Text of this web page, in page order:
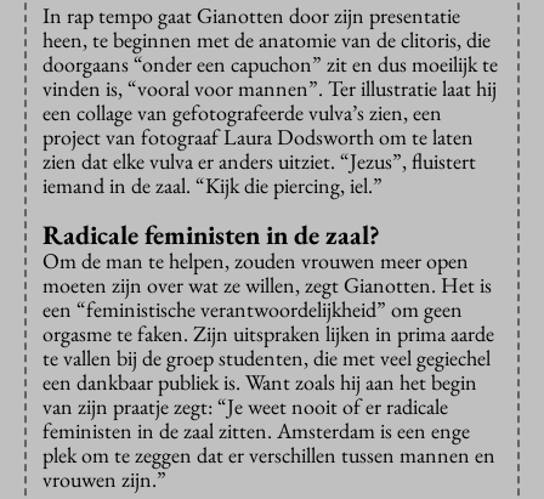
In rap tempo gaat Gianotten door zijn presentatie
heen, te beginnen met de anatomie van de clitoris, die
doorgaans “onder een capuchon” zit en dus moeilijk te
vinden is, “vooral voor mannen”. Ter illustratie laat hij
een collage van gefotografeerde vulva’s zien, een
project van fotograaf Laura Dodsworth om te laten
zien dat elke vulva er anders uitziet. “Jezus”, fluistert
iemand in de zaal. “Kijk die piercing, iel.”
Radicale feministen in de zaal?
Om de man te helpen, zouden vrouwen meer open
moeten zijn over wat ze willen, zegt Gianotten. Het is
een “feministische verantwoordelijkheid” om geen
orgasme te faken. Zijn uitspraken lijken in prima aarde
te vallen bij de groep studenten, die met veel gegiechel
een dankbaar publiek is. Want zoals hij aan het begin
van zijn praatje zegt: “Je weet nooit of er radicale
feministen in de zaal zitten. Amsterdam is een enge
plek om te zeggen dat er verschillen tussen mannen en
vrouwen zijn.”